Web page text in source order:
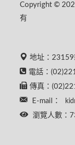
Copyright ©
有
地址：
電話：
傳真：
E-mail：
瀏覽人數：